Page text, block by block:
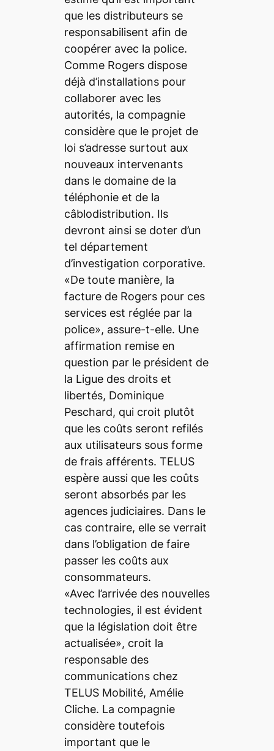
que les distributeurs se
responsabilisent afin de
coopérer avec la police.
Comme Rogers dispose
déjà d’installations pour
collaborer avec les
autorités, la compagnie
considère que le projet de
loi s’adresse surtout aux
nouveaux intervenants
dans le domaine de la
téléphonie et de la
câblodistribution. Ils
devront ainsi se doter d’un
tel département
d’investigation corporative.
«De toute manière, la
facture de Rogers pour ces
services est réglée par la
police», assure-t-elle. Une
affirmation remise en
question par le président de
la Ligue des droits et
libertés, Dominique
Peschard, qui croit plutôt
que les coûts seront refilés
aux utilisateurs sous forme
de frais afférents. TELUS
espère aussi que les coûts
seront absorbés par les
agences judiciaires. Dans le
cas contraire, elle se verrait
dans l’obligation de faire
passer les coûts aux
consommateurs.
«Avec l’arrivée des nouvelles
technologies, il est évident
que la législation doit être
actualisée», croit la
responsable des
communications chez
TELUS Mobilité, Amélie
Cliche. La compagnie
considère toutefois
important que le